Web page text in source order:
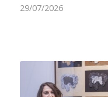
29/07/2026